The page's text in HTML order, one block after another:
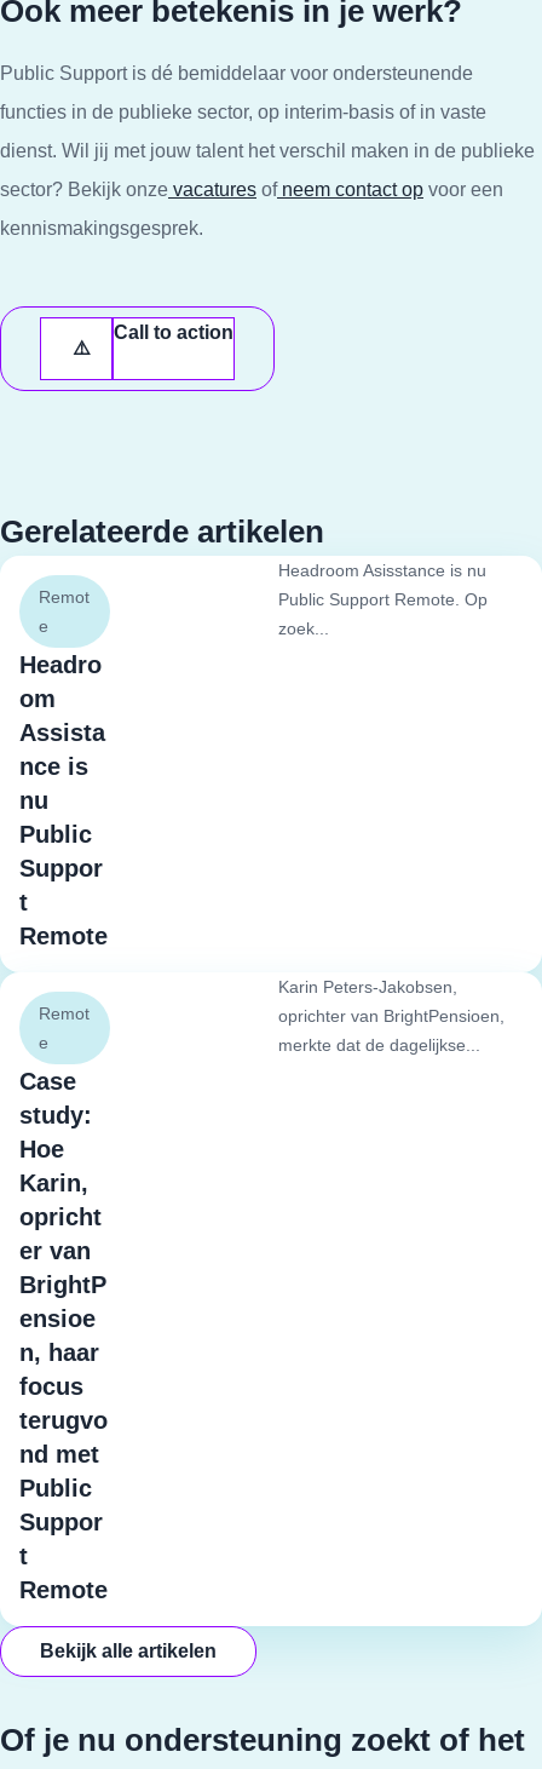
Ook meer betekenis in je werk?
Public Support is dé bemiddelaar voor ondersteunende
functies in de publieke sector, op interim-basis of in vaste
dienst. Wil jij met jouw talent het verschil maken in de publieke
sector? Bekijk onze vacatures ofneem contact op voor een
kennismakingsgesprek.
Call to action
Gerelateerde artikelen
Remot
e
Headro
om
Assista
nce is
nu
Public
Suppor
t
Remote
Headroom Asisstance is nu
Public Support Remote. Op
zoek...
Remot
e
Case
study:
Hoe
Karin,
opricht
er van
BrightP
ensioe
n, haar
focus
terugvo
nd met
Public
Suppor
t
Remote
Karin Peters-Jakobsen,
oprichter van BrightPensioen,
merkte dat de dagelijkse...
Bekijk alle artikelen
Of je nu ondersteuning zoekt of het